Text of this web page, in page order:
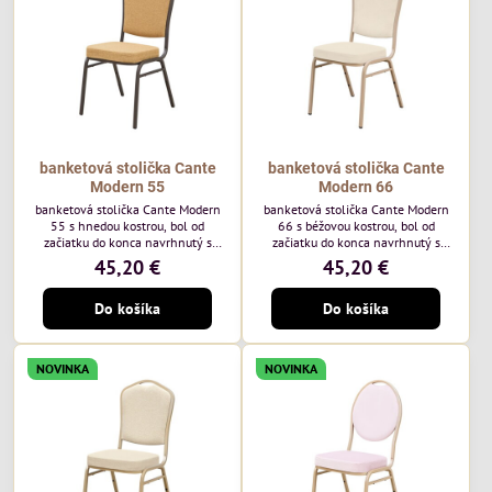
každodenné...
banketová stolička Cante
Modern 55
banketová stolička Cante Modern
55 s hnedou kostrou, bol od
začiatku do konca navrhnutý s
ohľadom na elegantné a
sofistikované priestory pre
pohostinstvá. Má hnedý rám a
medovo tónované čalúnenie Moss
48 od poľskej značky Davis –
medový odtieň s mäkkým
povrchom - je ideálna do svetlých
priestorov. Stolička kombinuje
klasický dizajn s modernou
funkčnosťou. Je odolná, pohodlná a
pripravená na...
45,20 €
Do košíka
banketová stolička Cante
Modern 66
banketová stolička Cante Modern
66 s béžovou kostrou, bol od
začiatku do konca navrhnutý s
ohľadom na elegantné a
sofistikované priestory pre
pohostinstvá. Má béžový rám a
čalúnenie Soro 02 od poľskej
značky Davis – béžová farba s
mäkkým povrchom je ideálna do
svetlých priestorov. Stolička
kombinuje klasický dizajn s
modernou funkčnosťou. Je odolná,
pohodlná a pripravená na
každodenné použitie...
45,20 €
Do košíka
NOVINKA NOVINKA